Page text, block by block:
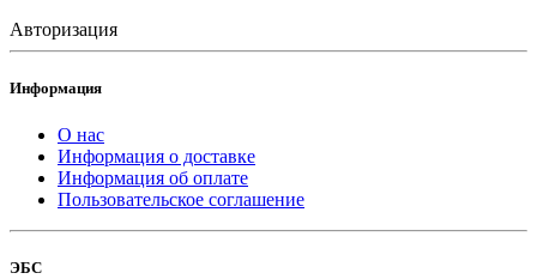
Авторизация
Информация
О нас
Информация о доставке
Информация об оплате
Пользовательское соглашение
ЭБС